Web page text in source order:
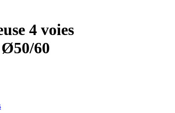
4 voies
60